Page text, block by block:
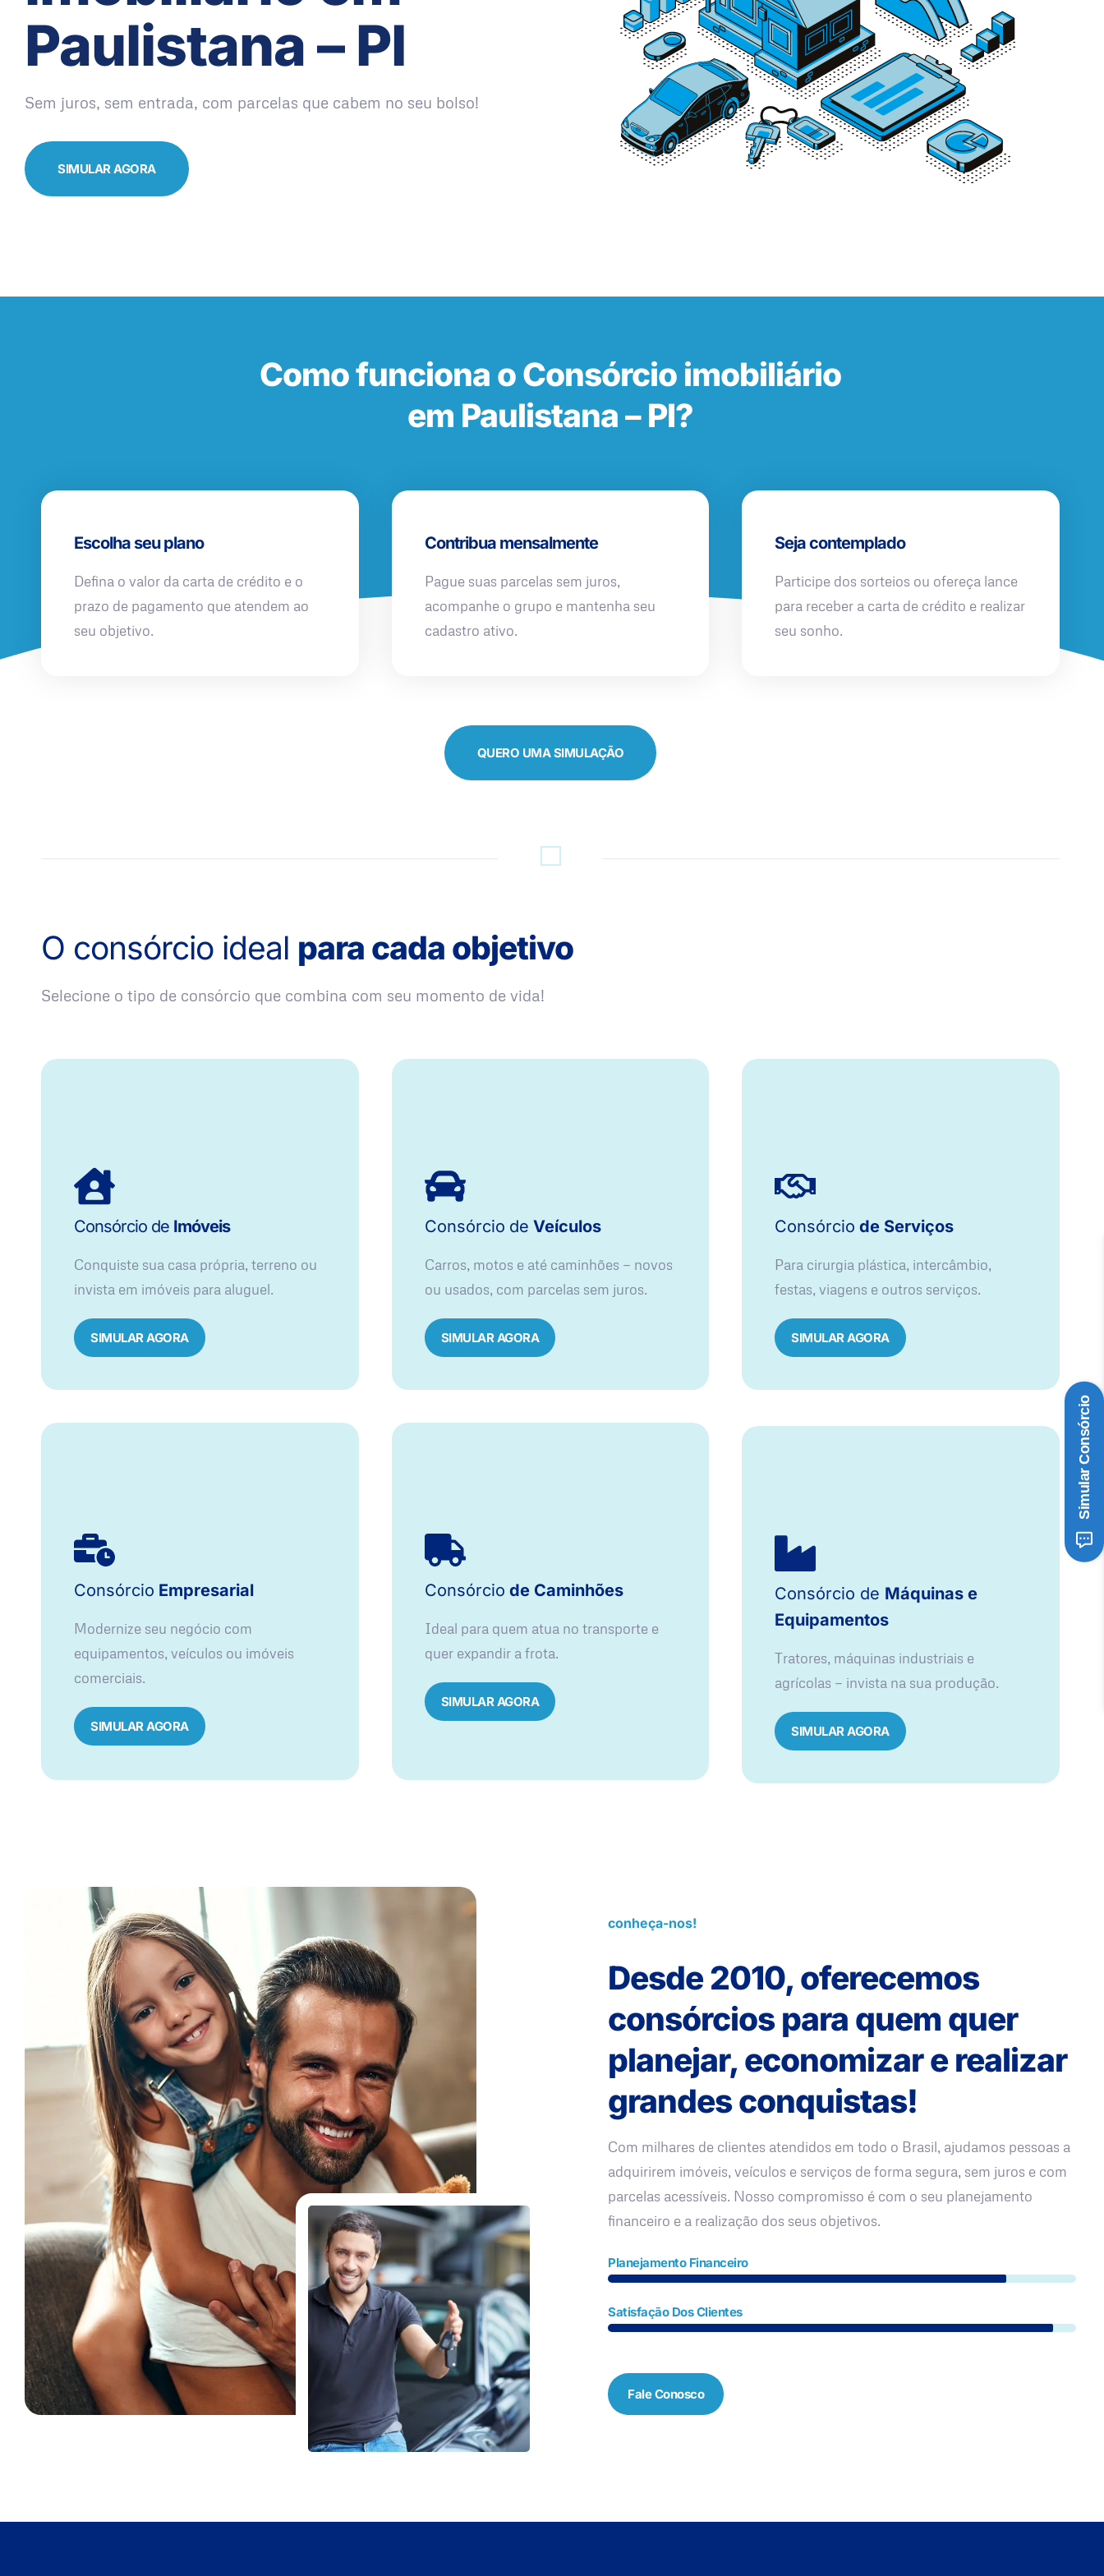
Paulistana – PI
Sem juros, sem entrada, com parcelas que cabem no seu bolso!
SIMULAR AGORA
Como funciona o Consórcio imobiliário
em Paulistana – PI?
Escolha seu plano
Defina o valor da carta de crédito e o
prazo de pagamento que atendem ao
seu objetivo.
Contribua mensalmente
Pague suas parcelas sem juros,
acompanhe o grupo e mantenha seu
cadastro ativo.
Seja contemplado
Participe dos sorteios ou ofereça lance
para receber a carta de crédito e realizar
seu sonho.
QUERO UMA SIMULAÇÃO
O consórcio ideal para cada objetivo
Selecione o tipo de consórcio que combina com seu momento de vida!
Consórcio de Imóveis
Conquiste sua casa própria, terreno ou
invista em imóveis para aluguel.
SIMULAR AGORA​
Consórcio de Veículos
Carros, motos e até caminhões — novos
ou usados, com parcelas sem juros.
SIMULAR AGORA
Consórcio de Serviços
Para cirurgia plástica, intercâmbio,
festas, viagens e outros serviços.
SIMULAR AGORA
Consórcio Empresarial
Modernize seu negócio com
equipamentos, veículos ou imóveis
comerciais.
SIMULAR AGORA
Consórcio de Caminhões
Ideal para quem atua no transporte e
quer expandir a frota.
SIMULAR AGORA
Consórcio de Máquinas e
Equipamentos
Tratores, máquinas industriais e
agrícolas — invista na sua produção.
SIMULAR AGORA
conheça-nos!
Desde 2010, oferecemos
consórcios para quem quer
planejar, economizar e realizar
grandes conquistas!
Com milhares de clientes atendidos em todo o Brasil, ajudamos pessoas a
adquirirem imóveis, veículos e serviços de forma segura, sem juros e com
parcelas acessíveis. Nosso compromisso é com o seu planejamento
financeiro e a realização dos seus objetivos.
Planejamento Financeiro
Satisfação Dos Clientes
Fale Conosco
Simular Consórcio